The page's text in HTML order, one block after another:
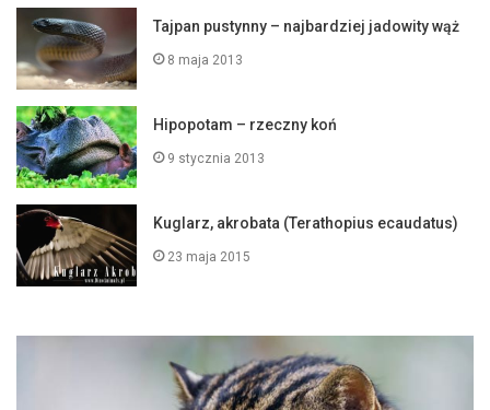
Tajpan pustynny – najbardziej jadowity wąż
8 maja 2013
Hipopotam – rzeczny koń
9 stycznia 2013
Kuglarz, akrobata (Terathopius ecaudatus)
23 maja 2015